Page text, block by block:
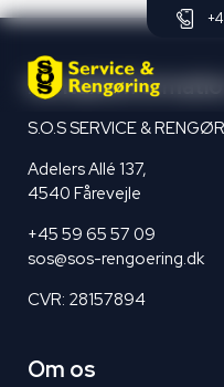
Kontaktinformation
S.O.S SERVICE &
Adelers Allé 137,
4540 Fårevejle
+45 59 65 57 09
sos@sos-rengoering.dk
CVR: 28157894
Om os